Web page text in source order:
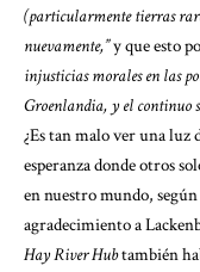
(particularmente tierras
nuevamente,”y que esto
injusticias morales en las
Groenlandia, y el continuo
¿Es tan malo ver una luz
esperanza donde otros
en nuestro mundo,
agradecimiento a
Hay River Hubtambién